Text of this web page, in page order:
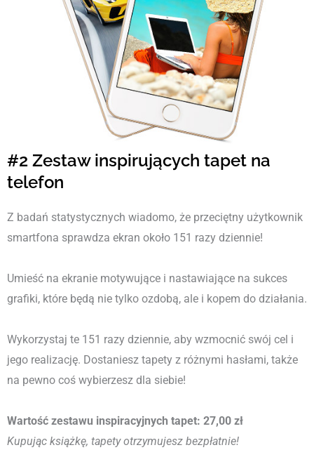
#2 Zestaw inspirujących tapet na
telefon
Z badań statystycznych wiadomo, że przeciętny użytkownik
smartfona sprawdza ekran około 151 razy dziennie!
Umieść na ekranie motywujące i nastawiające na sukces
grafiki, które będą nie tylko ozdobą, ale i kopem do działania.
Wykorzystaj te 151 razy dziennie, aby wzmocnić swój cel i
jego realizację. Dostaniesz tapety z różnymi hasłami, także
na pewno coś wybierzesz dla siebie!
Wartość zestawu inspiracyjnych tapet: 27,00 zł
Kupując książkę, tapety otrzymujesz bezpłatnie!